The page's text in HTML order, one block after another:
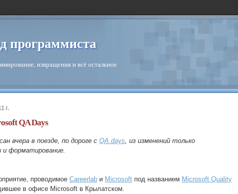
программиста
извращения и всё остальное
г.
QA Days
вчера в поезде, по дороге с QA days, из изменений только
и форматирование.
проводимое Careerlab и Microsoft под названием Microsoft Quality
в офисе Microsoft в Крылатском.